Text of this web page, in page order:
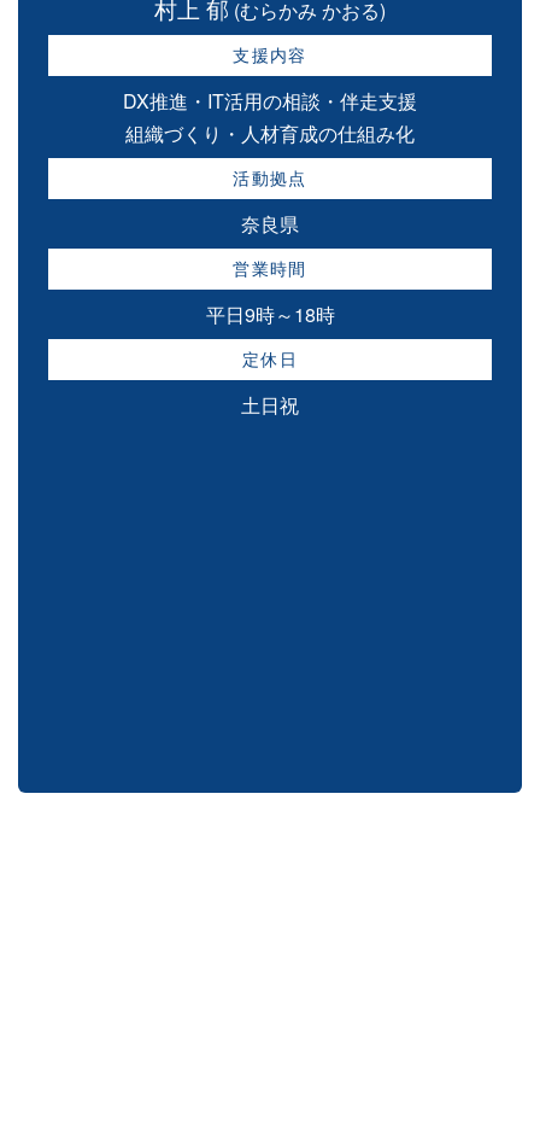
村上 郁 (むらかみ かおる)
支援内容
DX推進・IT活用の相談・伴走支援
組織づくり・人材育成の仕組み化
活動拠点
奈良県
営業時間
平日9時～18時
定休日
土日祝